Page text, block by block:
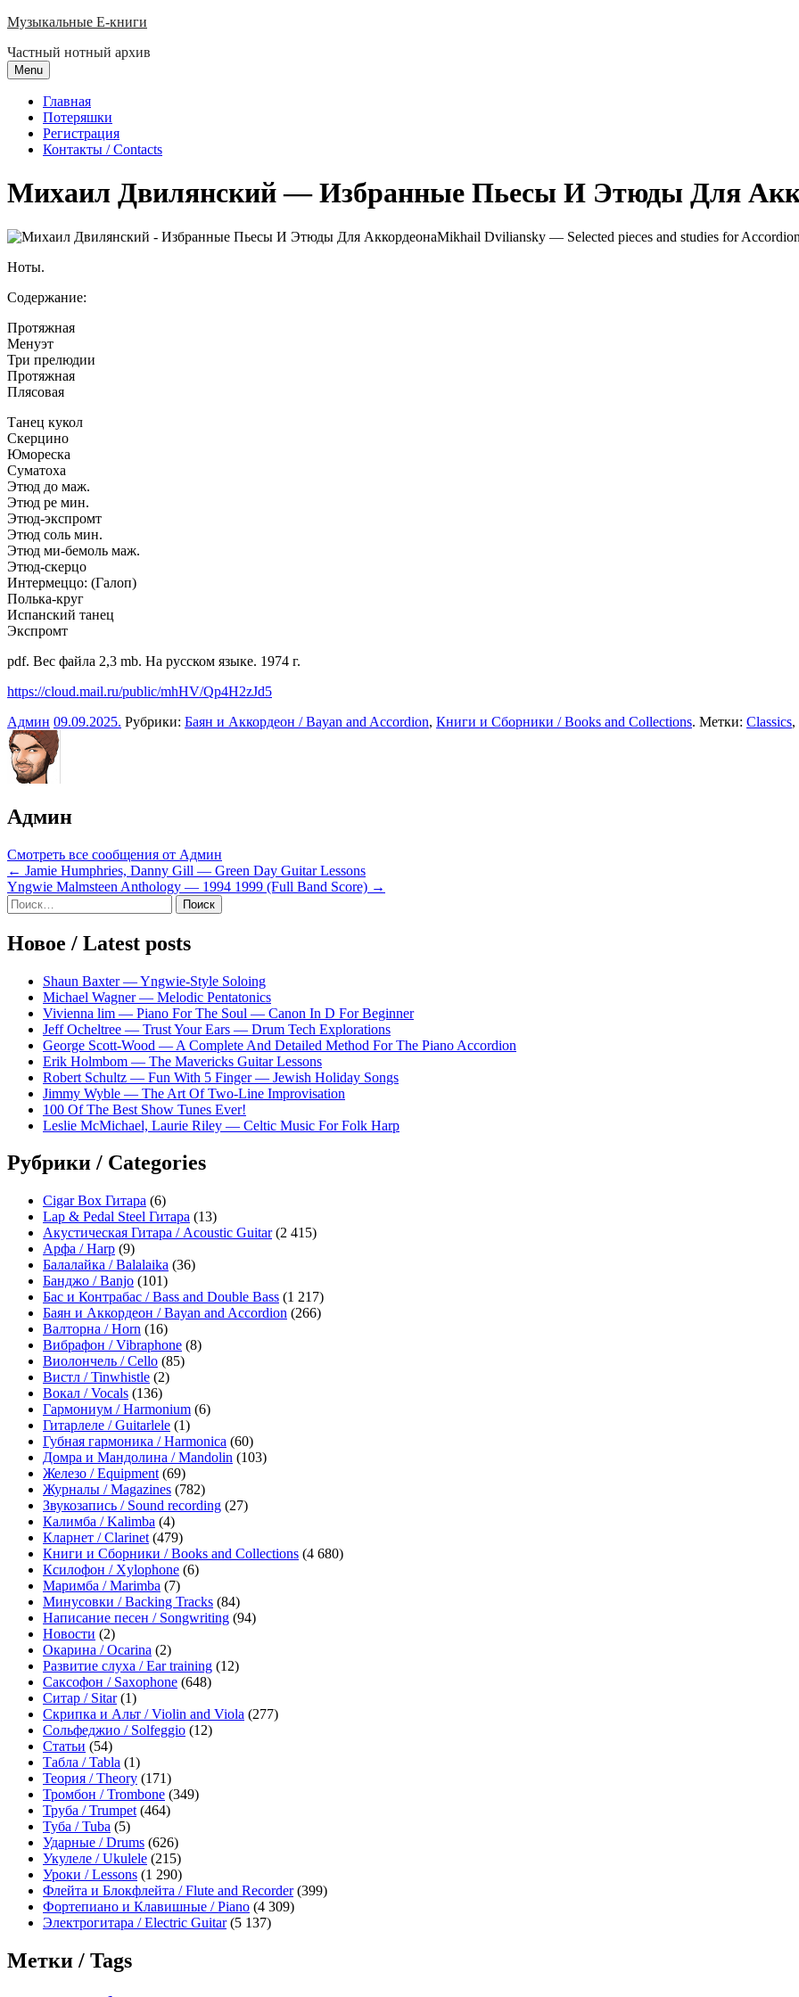
Skip
content
Музыкальные E-книги
Частный нотный архив
Menu
Главная
Потеряшки
Регистрация
Контакты / Contacts
Михаил Двилянский — Избранные Пьесы И Этюды Для
Mikhail Dviliansky — Selected pieces and studies for
Ноты.
Содержание:
Протяжная
Менуэт
Три прелюдии
Протяжная
Плясовая
Танец кукол
Скерцино
Юмореска
Суматоха
Этюд до маж.
Этюд ре мин.
Этюд-экспромт
Этюд соль мин.
Этюд ми-бемоль маж.
Этюд-скерцо
Интермеццо: (Галоп)
Полька-круг
Испанский танец
Экспромт
pdf. Вес файла 2,3 mb. На русском языке. 1974 г.
https://cloud.mail.ru/public/mhHV/Qp4H2zJd5
Админ 09.09.2025. Рубрики: Баян и Аккордеон / Bayan and Accordion, Книги и Сборники / Books and Collections. Метки: Classics,
Админ
Смотреть все сообщения от Админ
Навигация
по
записям
← Jamie Humphries, Danny Gill — Green Day Guitar Lessons
Yngwie Malmsteen Anthology — 1994 1999 (Full Band Score) →
Sidebar
Найти:
Новое / Latest posts
Shaun Baxter — Yngwie-Style Soloing
Michael Wagner — Melodic Pentatonics
Vivienna lim — Piano For The Soul — Canon In D For Beginner
Jeff Ocheltree — Trust Your Ears — Drum Tech Explorations
George Scott-Wood — A Complete And Detailed Method For The Piano Accordion
Erik Holmbom — The Mavericks Guitar Lessons
Robert Schultz — Fun With 5 Finger — Jewish Holiday Songs
Jimmy Wyble — The Art Of Two-Line Improvisation
100 Of The Best Show Tunes Ever!
Leslie McMichael, Laurie Riley — Celtic Music For Folk Harp
Рубрики / Categories
Cigar Box Гитара (6)
Lap & Pedal Steel Гитара (13)
Акустическая Гитара / Acoustic Guitar(2 415)
Арфа / Harp (9)
Балалайка / Balalaika (36)
Банджо / Banjo (101)
Бас и Контрабас / Bass and Double Bass (1 217)
Баян и Аккордеон / Bayan and Accordion (266)
Валторна / Horn (16)
Вибрафон / Vibraphone (8)
Виолончель / Cello (85)
Вистл / Tinwhistle (2)
Вокал / Vocals (136)
Гармониум / Harmonium (6)
Гитарлеле / Guitarlele (1)
Губная гармоника / Harmonica (60)
Домра и Мандолина / Mandolin (103)
Железо / Equipment (69)
Журналы / Magazines (782)
Звукозапись / Sound recording (27)
Калимба / Kalimba (4)
Кларнет / Clarinet (479)
Книги и Сборники / Books and Collections (4 680)
Ксилофон / Xylophone (6)
Маримба / Marimba (7)
Минусовки / Backing Tracks (84)
Написание песен / Songwriting (94)
Новости (2)
Окарина / Ocarina (2)
Развитие слуха / Ear training (12)
Саксофон / Saxophone (648)
Ситар / Sitar(1)
Скрипка и Альт / Violin and Viola (277)
Сольфеджио / Solfeggio (12)
Статьи (54)
Табла / Tabla (1)
Теория / Theory (171)
Тромбон / Trombone (349)
Труба / Trumpet (464)
Туба / Tuba (5)
Ударные / Drums (626)
Укулеле / Ukulele (215)
Уроки / Lessons (1 290)
Флейта и Блокфлейта / Flute and Recorder(399)
Фортепиано и Клавишные / Piano (4 309)
Электрогитара / Electric Guitar(5 137)
Метки / Tags